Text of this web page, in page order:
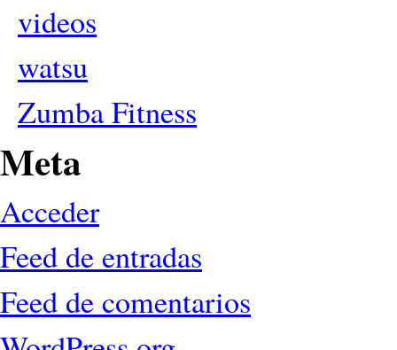
videos
watsu
Zumba Fitness
Meta
Acceder
Feed de entradas
Feed de comentarios